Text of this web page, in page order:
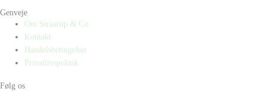
Genveje
Om Straarup & Co
Kontakt
Handelsbetingelser
Privatlivspolitik
Følg os